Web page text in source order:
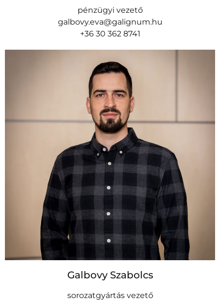
pénzügyi vezető
galbovy.eva@galignum.hu
+36 30 362 8741
Galbovy Szabolcs
sorozatgyártás vezető